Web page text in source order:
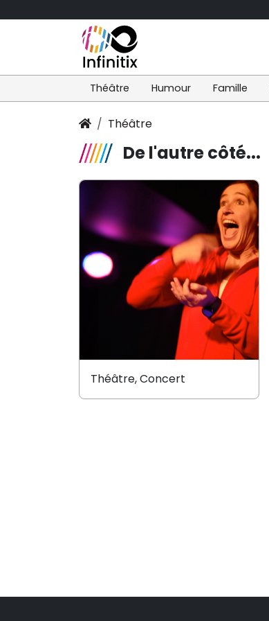
Théâtre Humour Famille
Théâtre
De l'autre côté...
Théâtre, Concert